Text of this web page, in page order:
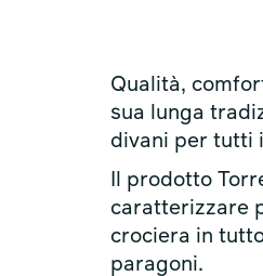
Qualità,
sua lunga
divani per tutti
Il prodotto
caratterizzare
crociera in
paragoni.